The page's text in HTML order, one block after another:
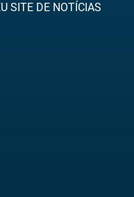
SITE DE NOTÍCIAS